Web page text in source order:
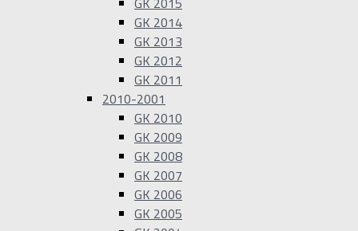
GK 2014
GK 2013
GK 2012
GK 2011
2010-2001
GK 2010
GK 2009
GK 2008
GK 2007
GK 2006
GK 2005